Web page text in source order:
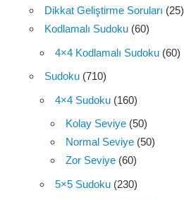
Dikkat Geliştirme Soruları (25)
Kodlamalı Sudoku (60)
4×4 Kodlamalı Sudoku (60)
Sudoku (710)
4×4 Sudoku (160)
Kolay Seviye (50)
Normal Seviye (50)
Zor Seviye (60)
5×5 Sudoku (230)